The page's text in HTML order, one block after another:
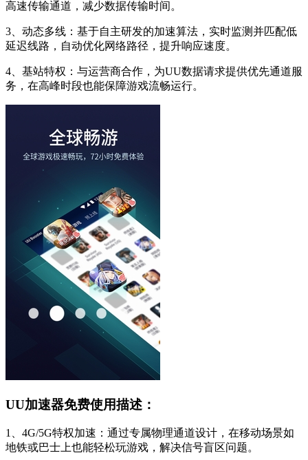
高速传输通道，减少数据传输时间。
3、动态多线：基于自主研发的加速算法，实时监测并匹配低
延迟线路，自动优化网络路径，提升响应速度。
4、基站特权：与运营商合作，为UU数据请求提供优先通道服
务，在高峰时段也能保障游戏流畅运行。
UU加速器免费使用描述：
1、4G/5G特权加速：通过专属物理通道设计，在移动场景如
地铁或巴士上也能轻松玩游戏，解决信号盲区问题。